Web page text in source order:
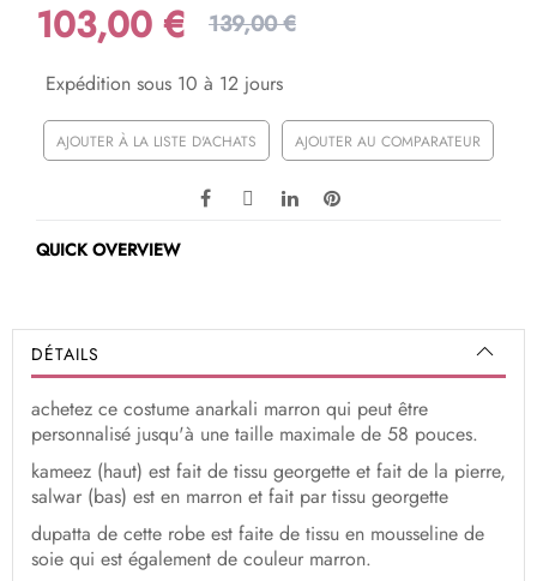
103,00 € 139,00 €
Expédition sous 10 à 12 jours
AJOUTER À LA LISTE D'ACHATS AJOUTER AU COMPARATEUR
QUICK OVERVIEW
DÉTAILS
achetez ce costume anarkali marron qui peut être
personnalisé jusqu'à une taille maximale de 58 pouces.
kameez (haut) est fait de tissu georgette et fait de la pierre,
salwar (bas) est en marron et fait par tissu georgette
dupatta de cette robe est faite de tissu en mousseline de
soie qui est également de couleur marron.